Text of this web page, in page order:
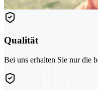
Qualität
Bei uns erhalten Sie nur die